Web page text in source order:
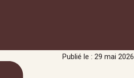
Publié le : 29 mai 2026